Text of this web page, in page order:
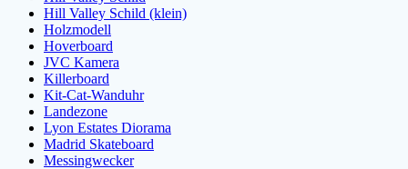
Hill Valley Schild (klein)
Holzmodell
Hoverboard
JVC Kamera
Killerboard
Kit-Cat-Wanduhr
Landezone
Lyon Estates Diorama
Madrid Skateboard
Messingwecker